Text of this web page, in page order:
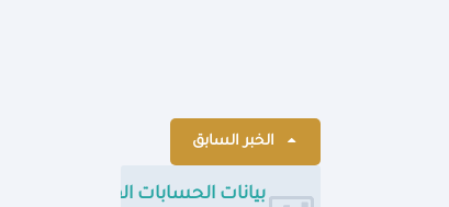
الخبر السابق
بيانات الحسابات القومية